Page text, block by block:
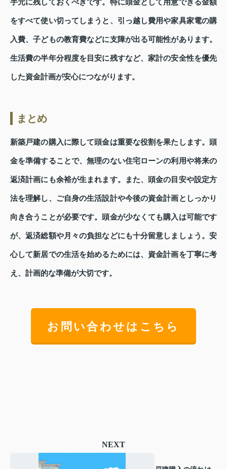
手元に残しておくべきです。特に頭金として用意できる金額
をすべて使い切ってしまうと、引っ越し費用や家具家電の購
入費、子どもの教育費などに支障が出る可能性があります。
生活費の半年分程度を目安に残すなど、家計の安全性を優先
した資金計画が安心につながります。
まとめ
新築戸建の購入に際して頭金は重要な役割を果たします。頭
金を準備することで、無理のない住宅ローンの利用や将来の
返済計画にも余裕が生まれます。また、頭金の目安や設定方
法を理解し、ご自身の生活設計や今後の資金計画としっかり
向き合うことが必要です。頭金が少なくても購入は可能です
が、返済総額や月々の負担などにも十分留意しましょう。安
心して新居での生活を始めるためには、資金計画を丁寧に考
え、計画的な準備が大切です。
お問い合わせはこちら
NEXT